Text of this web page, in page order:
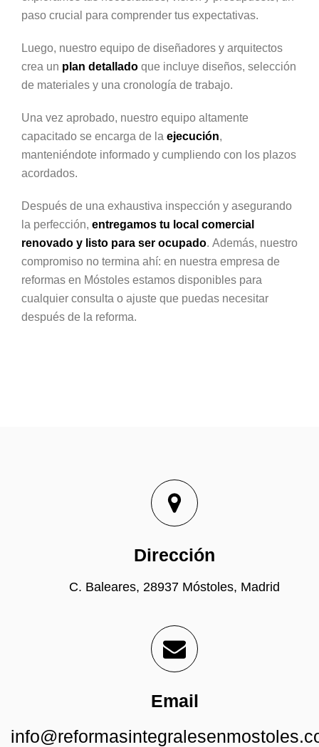
paso crucial para comprender tus expectativas.
Luego, nuestro equipo de diseñadores y arquitectos
crea un plan detallado que incluye diseños, selección
de materiales y una cronología de trabajo.
Una vez aprobado, nuestro equipo altamente
capacitado se encarga de la ejecución,
manteniéndote informado y cumpliendo con los plazos
acordados.
Después de una exhaustiva inspección y asegurando
la perfección, entregamos tu local comercial
renovado y listo para ser ocupado. Además, nuestro
compromiso no termina ahí: en nuestra empresa de
reformas en Móstoles estamos disponibles para
cualquier consulta o ajuste que puedas necesitar
después de la reforma.
Dirección
C. Baleares, 28937 Móstoles, Madrid
Email